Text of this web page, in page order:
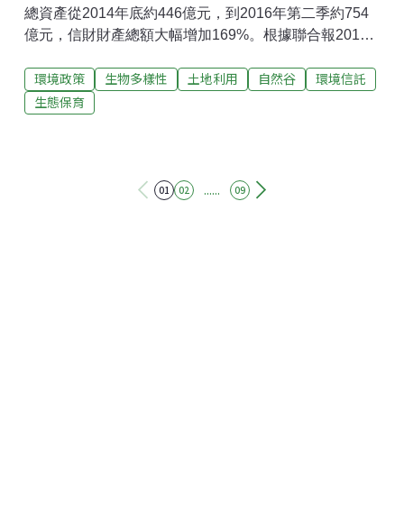
總資產從2014年底約446億元，到2016年第二季約754
億元，信財財產總額大幅增加169%。根據聯合報2016
的專題報導指出，「公益信託為家族企業常用控股方式
之一，家族企業透過將股權捐至公益信託，因捐出後的
正的生態，忘卻了公益信託的本質與精神！所謂公益信
環境政策 生物多樣性 土地利用 自然谷
環境信託
生態保育
01 02 ...... 09